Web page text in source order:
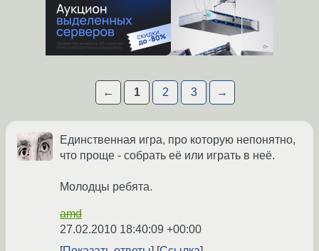
← 1 2 3 →
Единственная игра, про которую непонятно,
что проще - собрать её или играть в неё.
Молодцы ребята.
amd
27.02.2010 18:40:09 +00:00